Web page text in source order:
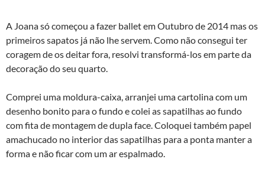
A Joana só começou a fazer ballet em Outubro de 2014 mas os
primeiros sapatos já não lhe servem. Como não consegui ter
coragem de os deitar fora, resolvi transformá-los em parte da
decoração do seu quarto.
Comprei uma moldura-caixa, arranjei uma cartolina com um
desenho bonito para o fundo e colei as sapatilhas ao fundo
com fita de montagem de dupla face. Coloquei também papel
amachucado no interior das sapatilhas para a ponta manter a
forma e não ficar com um ar espalmado.